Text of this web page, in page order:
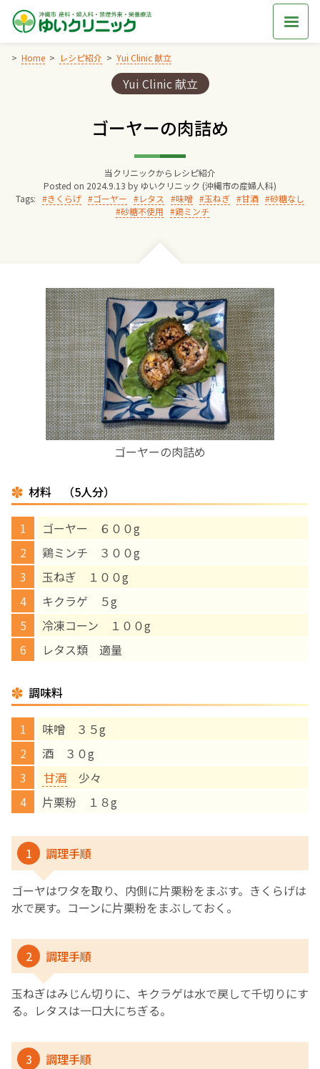
Skip
content
Home レシピ紹介 Yui Clinic 献立
Categories:
Yui Clinic 献立
ゴーヤーの肉詰め
当クリニックからレシピ紹介
Posted on 2024.9.13 by ゆいクリニック (沖縄市の産婦人科)
Tags:
きくらげ ゴーヤー レタス 味噌 玉ねぎ 甘酒
砂糖なし
砂糖不使用
鶏ミンチ
ゴーヤーの肉詰め
材料 （5人分）
ゴーヤー ６００g
鶏ミンチ ３００g
玉ねぎ １００g
キクラゲ ５g
冷凍コーン １００g
レタス類 適量
調味料
味噌 ３５g
酒 ３０g
甘酒 少々
片栗粉 １８g
1 調理手順
ゴーヤはワタを取り、内側に片栗粉をまぶす。きくらげは
水で戻す。コーンに片栗粉をまぶしておく。
2 調理手順
玉ねぎはみじん切りに、キクラゲは水で戻して千切りにす
る。レタスは一口大にちぎる。
3 調理手順
院長からのごあいさつ
妊婦健診
お産について
親と子の結びつき支援
母乳育児
その他の診療内容
‘さんルーム’ でさまざまな講座・クラス
遠方にお住まいで当院での出産を希望される方へ
医師プロフィール